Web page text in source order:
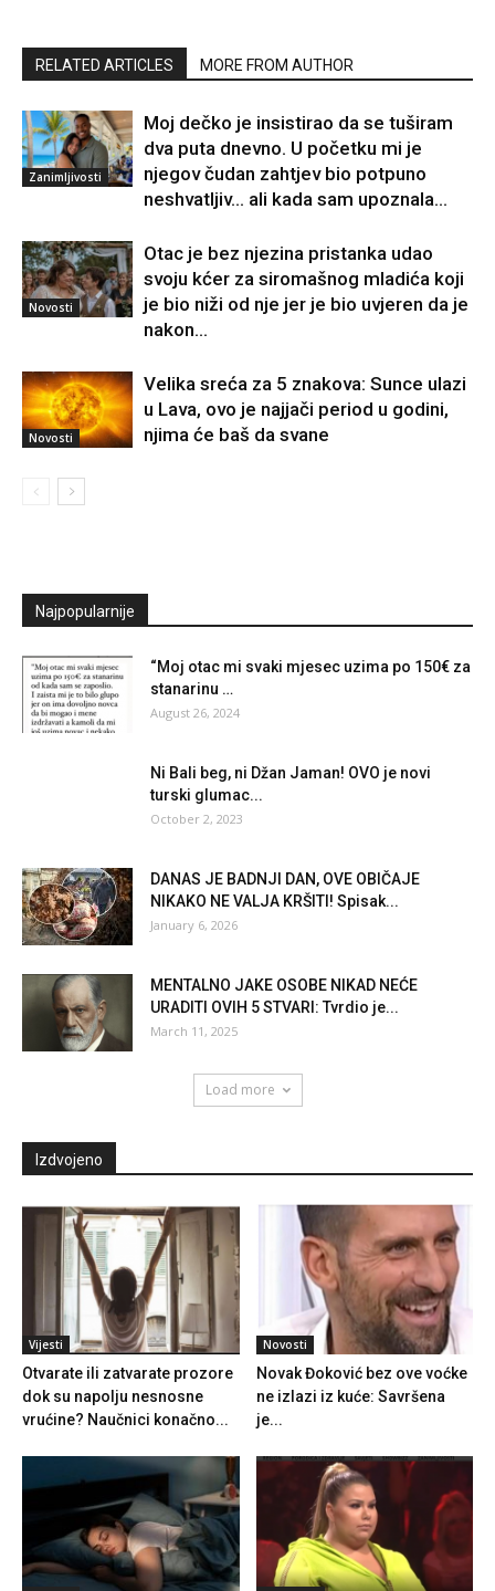
RELATED ARTICLES MORE FROM AUTHOR
Zanimljivosti
Moj dečko je insistirao da se tuširam
dva puta dnevno. U početku mi je
njegov čudan zahtjev bio potpuno
neshvatljiv… ali kada sam upoznala...
Novosti
Otac je bez njezina pristanka udao
svoju kćer za siromašnog mladića koji
je bio niži od nje jer je bio uvjeren da je
nakon...
Novosti
Velika sreća za 5 znakova: Sunce ulazi
u Lava, ovo je najjači period u godini,
njima će baš da svane
Najpopularnije
“Moj otac mi svaki mjesec uzima po 150€ za
stanarinu …
August 26, 2024
Ni Bali beg, ni Džan Jaman! OVO je novi
turski glumac...
October 2, 2023
DANAS JE BADNJI DAN, OVE OBIČAJE
NIKAKO NE VALJA KRŠITI! Spisak...
January 6, 2026
MENTALNO JAKE OSOBE NIKAD NEĆE
URADITI OVIH 5 STVARI: Tvrdio je...
March 11, 2025
Load more
Izdvojeno
Vijesti
Otvarate ili zatvarate prozore
dok su napolju nesnosne
vrućine? Naučnici konačno...
Novosti
Novak Đoković bez ove voćke
ne izlazi iz kuće: Savršena
je...